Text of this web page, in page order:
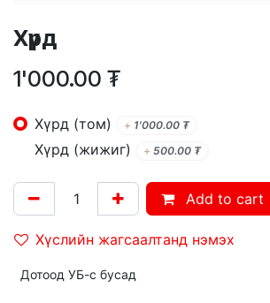
Хүрд
1'000.00 ₮
Хүрд (том) + 1'000.00₮
Хүрд (жижиг) + 500.00₮
Add to cart
Хүслийн жагсаалтанд нэмэх
Дотоод УБ-с бусад